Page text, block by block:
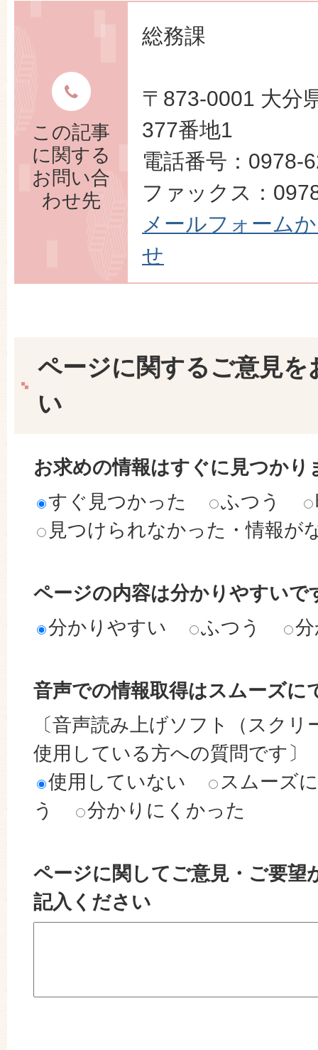
この記事
に関する
お問い合
わせ先
総務課
〒873-0001 大分
377番地1
電話番号：0978-
ファックス：
メールフォーム
せ
ページに関するご意見を
い
お求めの情報はすぐに見つかり
すぐ見つかった
ふつう
見つけられなかった・情報が
ページの内容は分かりやすいで
分かりやすい
ふつう
音声での情報取得はスムーズに
〔音声読み上げソフト（スク
使用している方への質問です〕
使用していない
スムーズ
う
分かりにくかった
ページに関してご意見・ご要望
記入ください